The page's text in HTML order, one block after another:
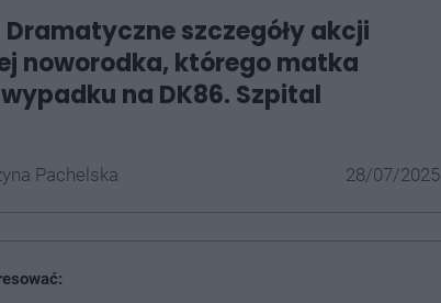
szczegóły akcji
noworodka, którego matka
na DK86. Szpital
Pachelska 28/07/2025